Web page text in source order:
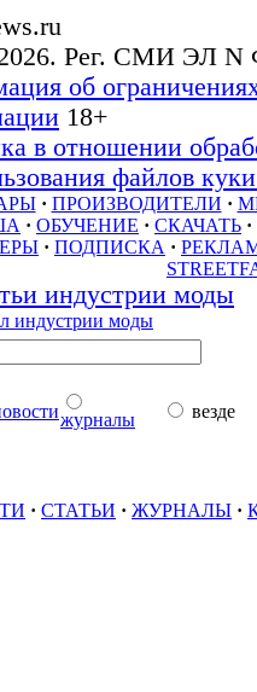
Рег. СМИ ЭЛ N
об
18+
в отношении
файлов
· ПРОИЗВОДИТЕЛИ ·
· ОБУЧЕНИЕ · СКАЧАТЬ ·
· ПОДПИСКА ·
индустрии моды
журналы
везде
· СТАТЬИ · ЖУРНАЛЫ ·